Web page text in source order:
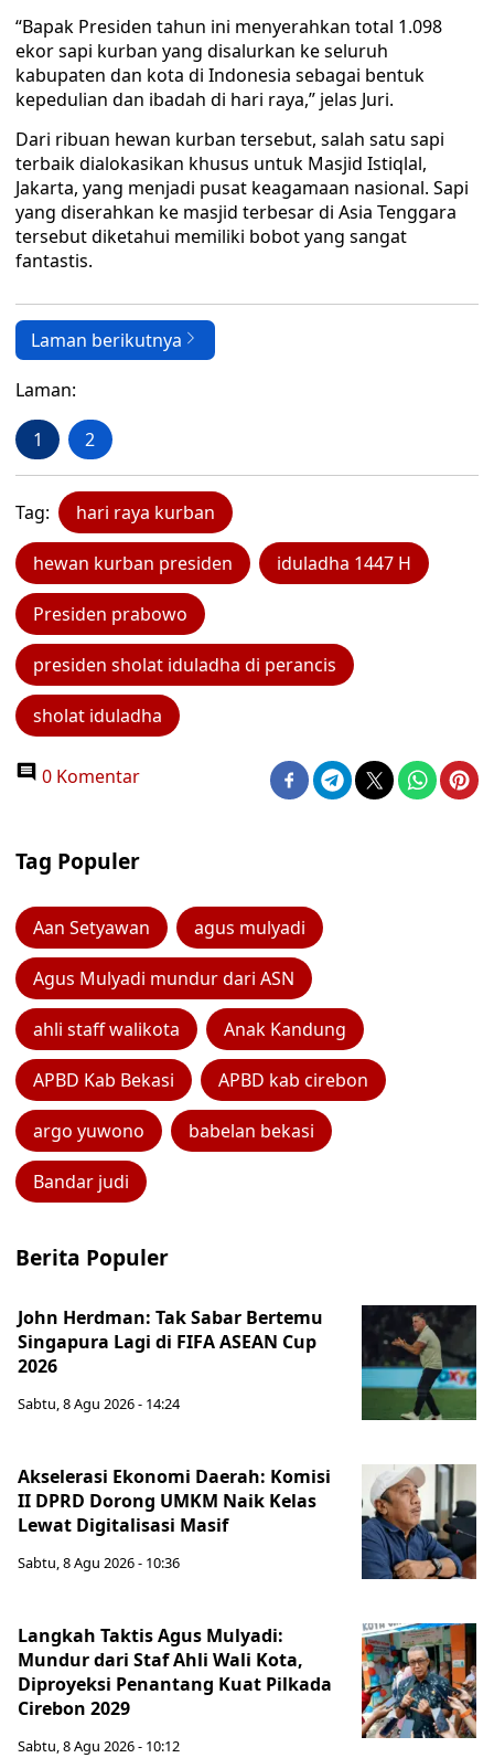
“Bapak Presiden tahun ini menyerahkan total 1.098
ekor sapi kurban yang disalurkan ke seluruh
kabupaten dan kota di Indonesia sebagai bentuk
kepedulian dan ibadah di hari raya,” jelas Juri.
Dari ribuan hewan kurban tersebut, salah satu sapi
terbaik dialokasikan khusus untuk Masjid Istiqlal,
Jakarta, yang menjadi pusat keagamaan nasional. Sapi
yang diserahkan ke masjid terbesar di Asia Tenggara
tersebut diketahui memiliki bobot yang sangat
fantastis.
Laman berikutnya
Laman:
1 2
Tag: hari raya kurban
hewan kurban presiden iduladha 1447 H
Presiden prabowo
presiden sholat iduladha di perancis
sholat iduladha
0 Komentar
Tag Populer
Aan Setyawan agus mulyadi
Agus Mulyadi mundur dari ASN
ahli staff walikota Anak Kandung
APBD Kab Bekasi APBD kab cirebon
argo yuwono babelan bekasi
Bandar judi
Berita Populer
John Herdman: Tak Sabar Bertemu
Singapura Lagi di FIFA ASEAN Cup
2026
Sabtu, 8 Agu 2026 - 14:24
Akselerasi Ekonomi Daerah: Komisi
II DPRD Dorong UMKM Naik Kelas
Lewat Digitalisasi Masif
Sabtu, 8 Agu 2026 - 10:36
Langkah Taktis Agus Mulyadi:
Mundur dari Staf Ahli Wali Kota,
Diproyeksi Penantang Kuat Pilkada
Cirebon 2029
Sabtu, 8 Agu 2026 - 10:12